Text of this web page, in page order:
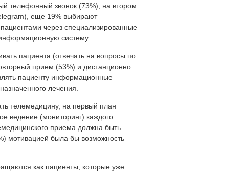
телефонный звонок (73%), на втором
еще 19% выбирают
через специализированные
систему.
пациента (отвечать на вопросы по
прием (53%) и дистанционно
пациенту информационные
лечения.
телемедицину, на первый план
ведение (мониторинг) каждого
приема должна быть
мотивацией была бы возможность
как пациенты, которые уже